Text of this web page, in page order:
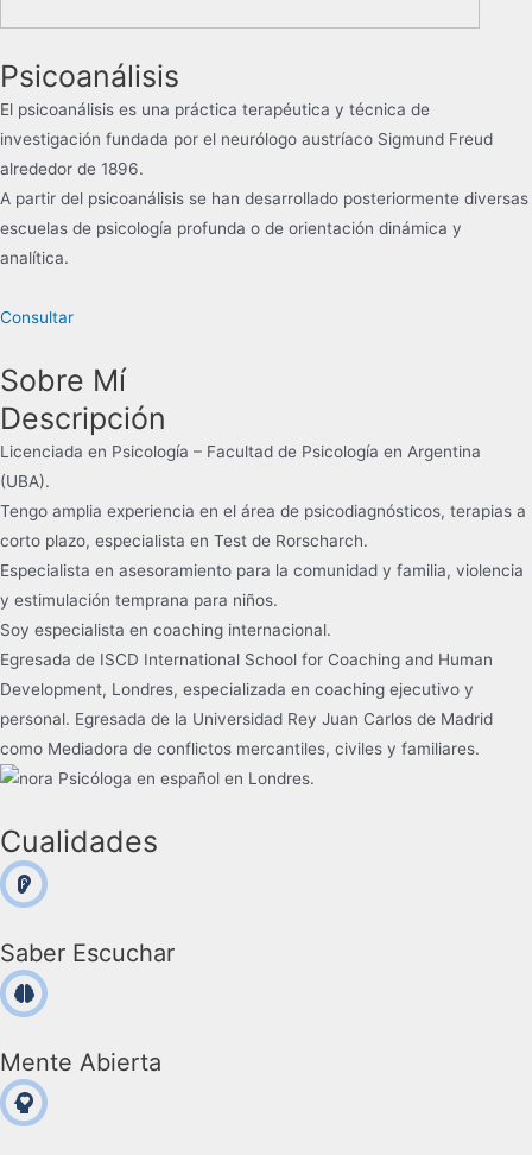
Psicoanálisis
El psicoanálisis es una práctica terapéutica y técnica de
investigación​​ fundada por el neurólogo austríaco Sigmund Freud
alrededor de 1896.
​A partir del psicoanálisis se han desarrollado posteriormente diversas
escuelas de psicología profunda o de orientación dinámica y
analítica.
Consultar
Sobre Mí
Descripción
Licenciada en Psicología – Facultad de Psicología en Argentina
(UBA).
Tengo amplia experiencia en el área de psicodiagnósticos, terapias a
corto plazo, especialista en Test de Rorscharch.
Especialista en asesoramiento para la comunidad y familia, violencia
y estimulación temprana para niños.
Soy especialista en coaching internacional.
Egresada de ISCD International School for Coaching and Human
Development, Londres, especializada en coaching ejecutivo y
personal. Egresada de la Universidad Rey Juan Carlos de Madrid
como Mediadora de conflictos mercantiles, civiles y familiares.
Cualidades
Saber Escuchar
Mente Abierta